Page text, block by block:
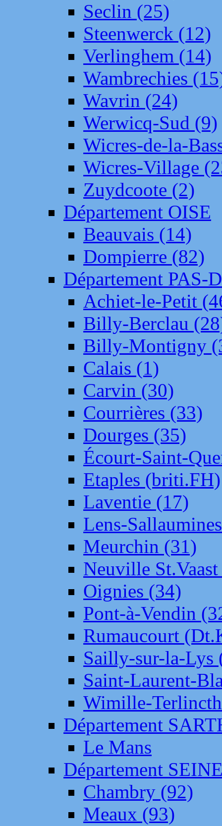
Seclin (25)
Steenwerck (12)
Verlinghem (14)
Wambrechies
Wavrin (24)
Werwicq-Sud (9)
Wicres-de-la-
Wicres-Village
Zuydcoote (2)
Département OISE
Beauvais (14)
Dompierre (82)
Département PAS-
Achiet-le-Petit
Billy-Berclau
Billy-Montigny
Calais (1)
Carvin (30)
Courrières (33)
Dourges (35)
Écourt-Saint-
Etaples (briti.FH)
Laventie (17)
Lens-
Meurchin (31)
Neuville
Oignies (34)
Pont-à-Vendin
Rumaucourt
Sailly-sur-la-Lys
Saint-Laurent-
Wimille-
Département
Le Mans
Département
Chambry (92)
Meaux (93)